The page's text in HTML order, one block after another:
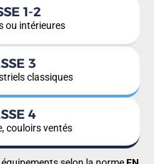
1-2
ou intérieures
3
classiques
4
couloirs ventés